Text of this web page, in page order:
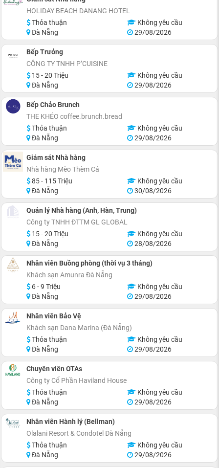
HOLIDAY BEACH DANANG HOTEL
Thỏa thuận
Không yêu cầu
Đà Nẵng
29/08/2026
Bếp Trưởng
CÔNG TY TNHH P’CUISINE
15 - 20 Triệu
Không yêu cầu
Đà Nẵng
29/08/2026
Bếp Chảo Brunch
THE KHÉO coffee.brunch.bread
Thỏa thuận
Không yêu cầu
Đà Nẵng
29/08/2026
Giám sát Nhà hàng
Nhà hàng Mèo Thèm Cá
85 - 115 Triệu
Không yêu cầu
Đà Nẵng
30/08/2026
Quản lý Nhà hàng (Anh, Hàn, Trung)
Công ty TNHH ĐTTM GL GLOBAL
15 - 20 Triệu
Không yêu cầu
Đà Nẵng
28/08/2026
Nhân viên Buồng phòng (thời vụ 3 tháng)
Khách sạn Amunra Đà Nẵng
6 - 9 Triệu
Không yêu cầu
Đà Nẵng
29/08/2026
Nhân viên Bảo Vệ
Khách sạn Dana Marina (Đà Nẵng)
Thỏa thuận
Không yêu cầu
Đà Nẵng
29/08/2026
Chuyên viên OTAs
Công ty Cổ Phần Haviland House
Thỏa thuận
Không yêu cầu
Đà Nẵng
29/08/2026
Nhân viên Hành lý (Bellman)
Olalani Resort & Condotel Đà Nẵng
Thỏa thuận
Không yêu cầu
Đà Nẵng
29/08/2026